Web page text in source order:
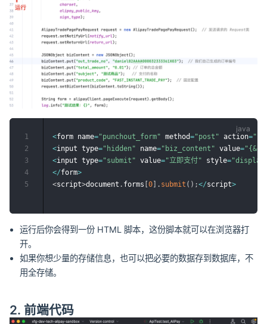
<form name="punchout_form" method="post" action=
<input type="hidden" name="biz_content" value=
<input type="submit" value="立即支付" style=
</form>
<script>document . forms 0 . submit ( ) ;</script>
1
2
3
4
5
运行后你会得到一份 HTML 脚本，这份脚本就可以在浏览器打
开。
如果你想少量的存储信息，也可以把必要的数据存到数据库，不
用全存储。
2. 前端代码